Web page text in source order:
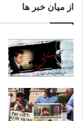
از میان خبر ها